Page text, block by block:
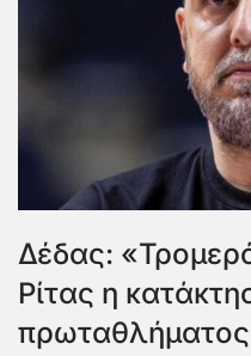
Δέδας:
Ρίτας η
πρωταθλήματος